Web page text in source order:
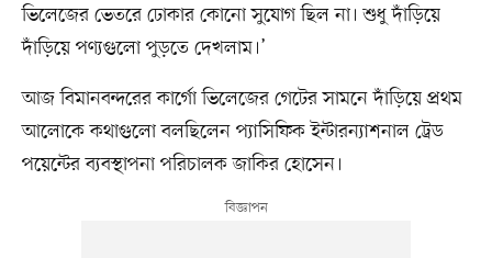
ভিলেজের ভেতরে ঢোকার কোনো সুযোগ ছিল না। শুধু দাঁড়িয়ে
দাঁড়িয়ে পণ্যগুলো পুড়তে দেখলাম।’
আজ বিমানবন্দরের কার্গো ভিলেজের গেটের সামনে দাঁড়িয়ে প্রথম
আলোকে কথাগুলো বলছিলেন প্যাসিফিক ইন্টারন্যাশনাল ট্রেড
পয়েন্টের ব্যবস্থাপনা পরিচালক জাকির হোসেন।